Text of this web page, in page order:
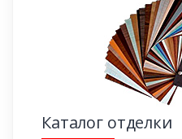
Каталог отделки